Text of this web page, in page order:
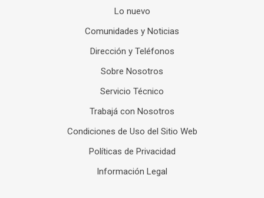
Lo nuevo
Comunidades y Noticias
Dirección y Teléfonos
Sobre Nosotros
Servicio Técnico
Trabajá con Nosotros
Condiciones de Uso del Sitio Web
Políticas de Privacidad
Información Legal